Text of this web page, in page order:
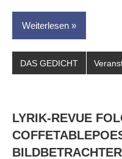
Weiterlesen
DAS GEDICHT
LYRIK-REVUE